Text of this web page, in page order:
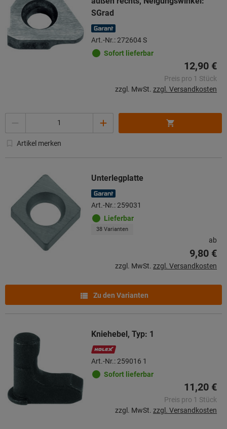
SGrad
Art.-Nr.: 272604 S
Sofort lieferbar
12,90 €
Preis pro 1 Stück
zzgl. MwSt. zzgl. Versandkosten
Artikel merken
Unterlegplatte
Art.-Nr.: 259031
Lieferbar
38 Varianten
ab
9,80 €
zzgl. MwSt. zzgl. Versandkosten
Zu den Varianten
Kniehebel, Typ: 1
Art.-Nr.: 259016 1
Sofort lieferbar
11,20 €
Preis pro 1 Stück
zzgl. MwSt. zzgl. Versandkosten